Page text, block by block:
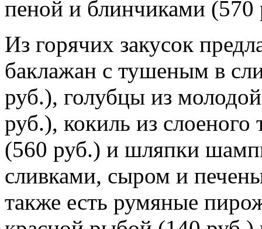
пеной и блинчиками (570
Из горячих закусок
баклажан с тушеным в
руб.), голубцы из
руб.), кокиль из слоеного
(560 руб.) и шляпки
сливками, сыром и
также есть румяные